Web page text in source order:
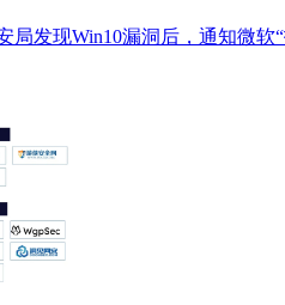
局发现Win10漏洞后，通知微软